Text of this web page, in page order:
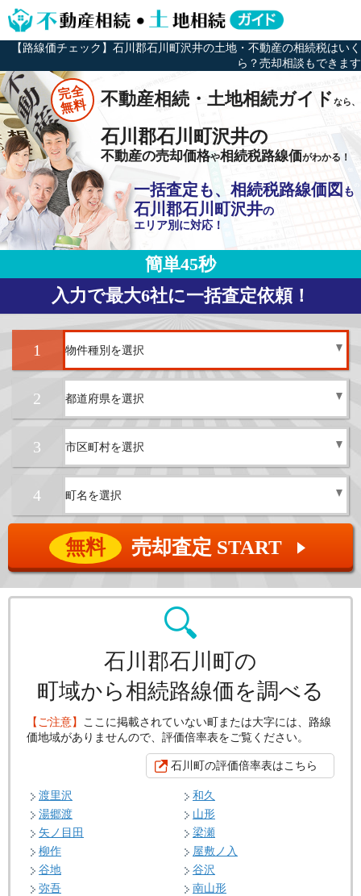
【路線価チェック】石川郡石川町沢井の土地・不動産の相続税はいく
ら？売却相談もできます
完全
無料 不動産相続・土地相続ガイドなら、
石川郡石川町沢井の
不動産の売却価格や相続税路線価がわかる！
一括査定も、相続税路線価図 も
石川郡石川町沢井の
エリア別に対応！
簡単45秒
入力で最大6社に一括査定依頼！
1
2
3
4
無料 売却査定 START ▲
石川郡石川町の
町域から相続路線価を調べる
【ご注意】 ここに掲載されていない町または大字には、路線
価地域がありませんので、評価倍率表をご覧ください。
石川町の評価倍率表はこちら
渡里沢
和久
湯郷渡
山形
矢ノ目田
梁瀬
柳作
屋敷ノ入
谷地
谷沢
弥吾
南山形